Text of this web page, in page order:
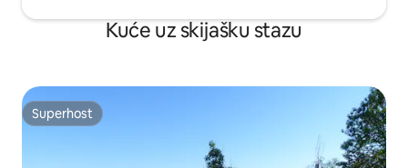
Kuće uz skijašku stazu
Superhost
Superhost